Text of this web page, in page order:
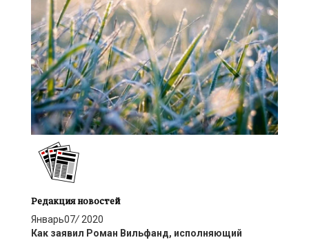
Редакция новостей
Январь07/ 2020
Как заявил Роман Вильфанд, исполняющий